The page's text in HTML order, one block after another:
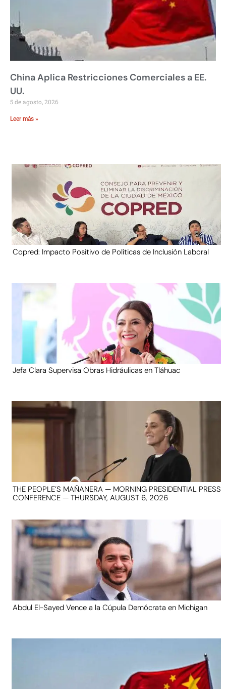
China Aplica Restricciones Comerciales a EE.
UU.
5 de agosto, 2026
Leer más »
Copred: Impacto Positivo de Políticas de Inclusión Laboral
Jefa Clara Supervisa Obras Hidráulicas en Tláhuac
THE PEOPLE’S MAÑANERA — MORNING PRESIDENTIAL PRESS
CONFERENCE — THURSDAY, AUGUST 6, 2026
Abdul El-Sayed Vence a la Cúpula Demócrata en Michigan